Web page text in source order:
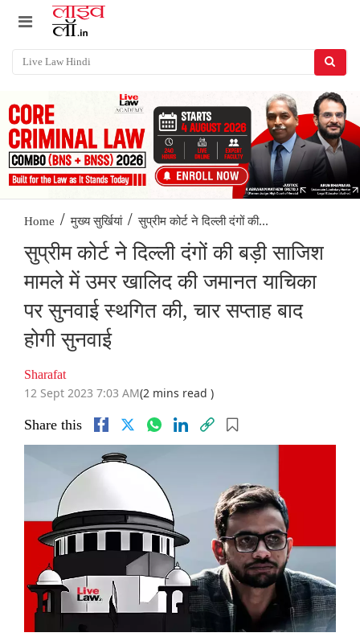
Home / मुख्य सुर्खियां / सुप्रीम कोर्ट ने दिल्ली दंगों की...
सुप्रीम कोर्ट ने दिल्ली दंगों की बड़ी साजिश
मामले में उमर खालिद की जमानत याचिका
पर सुनवाई स्थगित की, चार सप्ताह बाद
होगी सुनवाई
Sharafat
12 Sept 2023 7:03 AM(2 mins read )
Share this